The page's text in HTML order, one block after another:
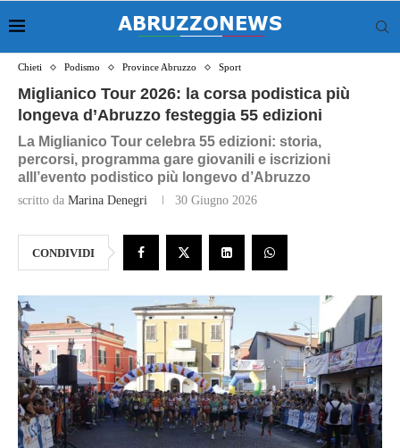
Chieti Podismo Province Abruzzo Sport
Miglianico Tour 2026: la corsa podistica più
longeva d’Abruzzo festeggia 55 edizioni
La Miglianico Tour celebra 55 edizioni: storia,
percorsi, programma gare giovanili e iscrizioni
alll’evento podistico più longevo d’Abruzzo
scritto da Marina Denegri 30 Giugno 2026
CONDIVIDI